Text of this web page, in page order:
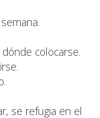
colocarse.
se refugia en el